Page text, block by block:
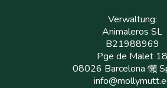
Verwaltung:
Animaleros SL
B21988969
Pge de Malet 18
08026 Barcelona 懶